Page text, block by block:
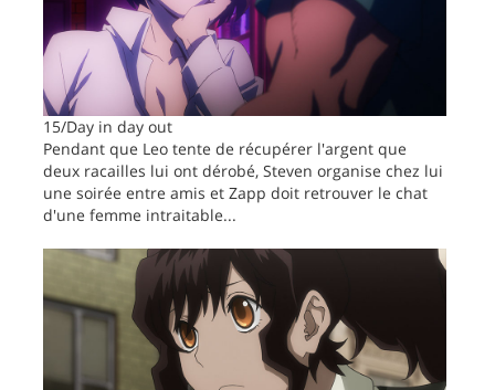
15/Day in day out
Pendant que Leo tente de récupérer l'argent que
deux racailles lui ont dérobé, Steven organise chez lui
une soirée entre amis et Zapp doit retrouver le chat
d'une femme intraitable...